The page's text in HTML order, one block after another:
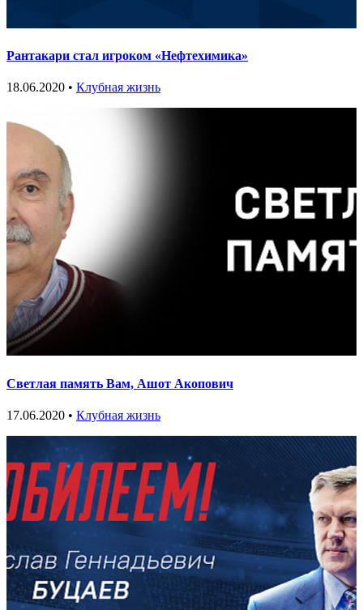
Рантакари стал игроком «Нефтехимика»
18.06.2020 • Клубная жизнь
Светлая память Вам, Ашот Акопович
17.06.2020 • Клубная жизнь